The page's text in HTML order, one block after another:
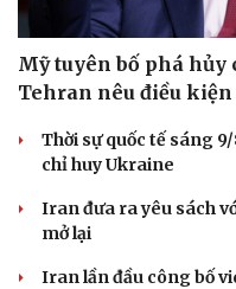
Mỹ tuyên bố phá
Tehran nêu điều
Thời sự quốc tế sáng
chỉ huy Ukraine
Iran đưa ra yêu sách
mở lại
Iran lần đầu công bố